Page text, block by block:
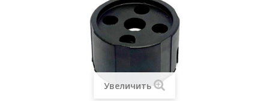
Увеличить